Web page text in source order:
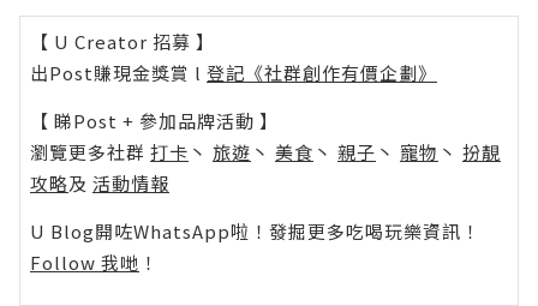
【 U Creator 招募 】
出Post賺現金獎賞 l 登記《社群創作有價企劃》
【 睇Post + 參加品牌活動 】
瀏覽更多社群 打卡 丶 旅遊 丶 美食 丶 親子 丶 寵物 丶 扮靚
攻略及 活動情報
U Blog開咗WhatsApp啦！發掘更多吃喝玩樂資訊！
Follow 我哋 ！